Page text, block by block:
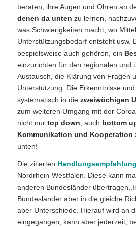
beraten, ihre Augen und Ohren an
denen da unten zu lernen,
was Schwierigkeiten macht, wo
Unterstützungsbedarf entsteht usw.
bespielsweise auch gehören, ein
einzurichten für den regionalen und
Austausch, die Klärung von Fragen
Unterstützung. Die Erkenntnisse
systematisch in die zweiwöchigen
zum weiteren Umgang mit der
nicht nur top down, auch bottom
Kommunikation und Kooperation
unten!
Die zitierten
Nordrhein-Westfalen. Diese kann
anderen Bundesländer
Bundesländer aber in die gleiche
aber Unterschiede. Hierauf wird an
eingegangen, kann aber jederzeit,